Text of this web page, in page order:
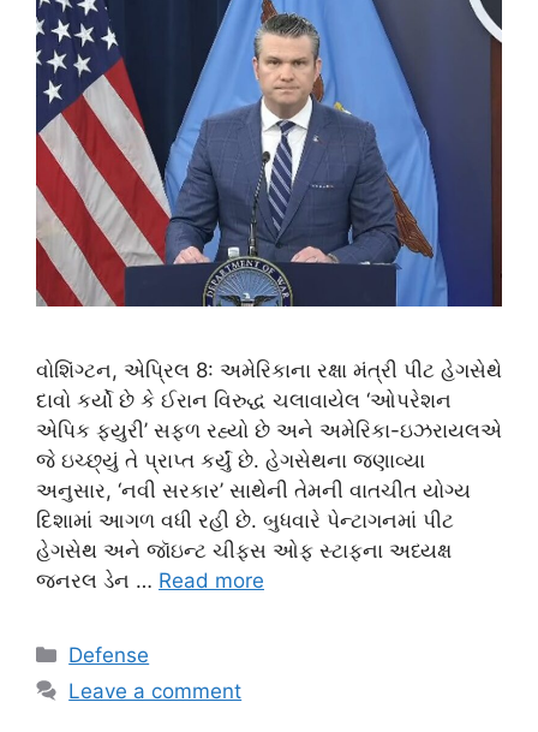
વોશિંગ્ટન, એપ્રિલ 8: અમેરિકાના રક્ષા મંત્રી પીટ હેગસેથે
દાવો કર્યો છે કે ઈરાન વિરુદ્ધ ચલાવાયેલ ‘ઓપરેશન
એપિક ફ્યુરી’ સફળ રહ્યો છે અને અમેરિકા-ઇઝરાયલએ
જે ઇચ્છ્યું તે પ્રાપ્ત કર્યું છે. હેગસેથના જણાવ્યા
અનુસાર, ‘નવી સરકાર’ સાથેની તેમની વાતચીત યોગ્ય
દિશામાં આગળ વધી રહી છે. બુધવારે પેન્ટાગનમાં પીટ
હેગસેથ અને જૉઇન્ટ ચીફ્સ ઓફ સ્ટાફના અધ્યક્ષ
જનરલ ડેન … Read more
Categories
Defense
Leave a comment